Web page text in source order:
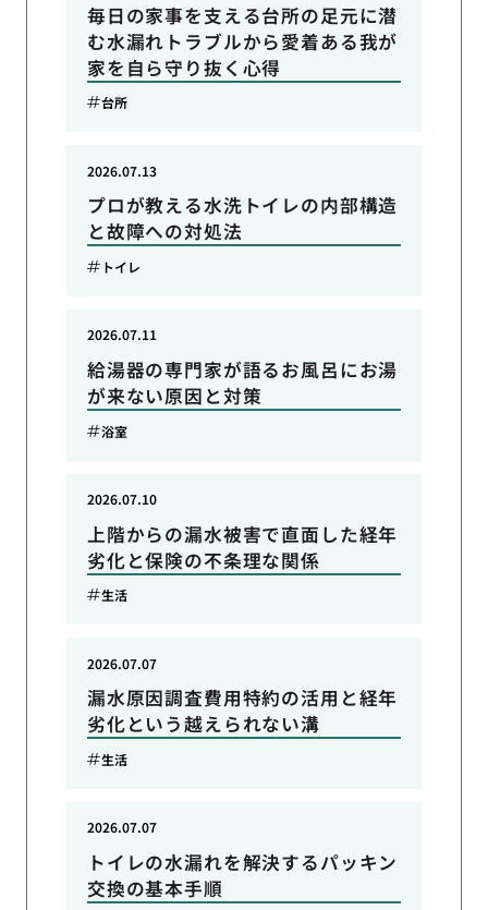
毎日の家事を支える台所の足元に潜
む水漏れトラブルから愛着ある我が
家を自ら守り抜く心得
台所
プロが教える水洗トイレの内部構造
と故障への対処法
2026.07.13
トイレ
給湯器の専門家が語るお風呂にお湯
が来ない原因と対策
2026.07.11
浴室
上階からの漏水被害で直面した経年
劣化と保険の不条理な関係
2026.07.10
生活
漏水原因調査費用特約の活用と経年
劣化という越えられない溝
2026.07.07
生活
トイレの水漏れを解決するパッキン
交換の基本手順
2026.07.07